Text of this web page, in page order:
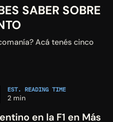
SABER SOBRE
Acá tenés cinco
EST. READING TIME
2 min
en la F1 en Más